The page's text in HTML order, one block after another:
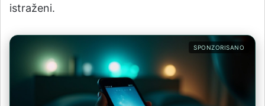
istraženi.
SPONZORISANO